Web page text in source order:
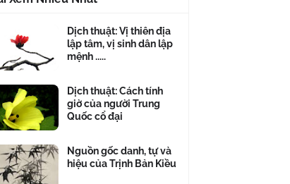
Dịch thuật: Vị thiên địa
lập tâm, vị sinh dân lập
mệnh .....
Dịch thuật: Cách tính
giờ của người Trung
Quốc cổ đại
Nguồn gốc danh, tự và
hiệu của Trịnh Bản Kiều